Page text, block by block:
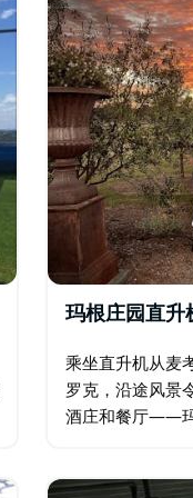
玛根庄园直升
乘坐直升机从麦
罗克，沿途风景
酒庄和餐厅——